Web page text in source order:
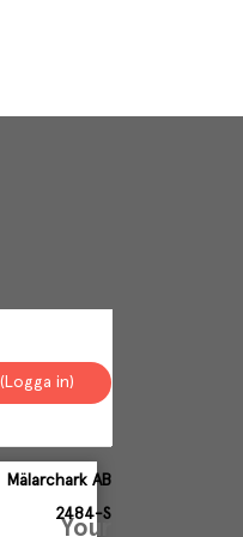
in)
Mälarchark AB
2484-S
Your